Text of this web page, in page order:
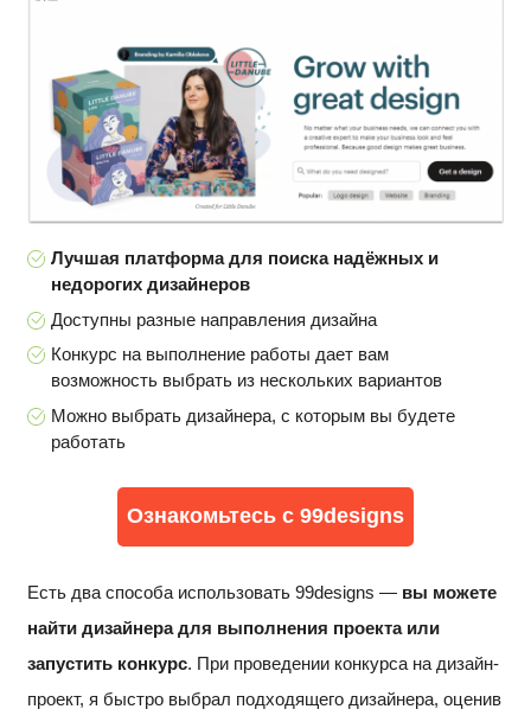
Лучшая платформа для поиска надёжных и
недорогих дизайнеров
Доступны разные направления дизайна
Конкурс на выполнение работы дает вам
возможность выбрать из нескольких вариантов
Можно выбрать дизайнера, с которым вы будете
работать
Ознакомьтесь с 99designs
Есть два способа использовать 99designs — вы можете
найти дизайнера для выполнения проекта или
запустить конкурс. При проведении конкурса на дизайн-
проект, я быстро выбрал подходящего дизайнера, оценив